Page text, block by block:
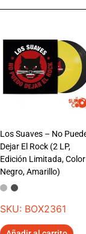
Los Suaves – No
Dejar El Rock (2 LP,
Edición Limitada, Color
Negro, Amarillo)
SKU: BOX2361